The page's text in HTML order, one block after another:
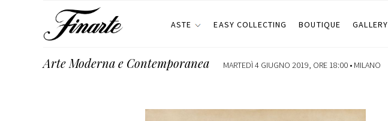
ASTE EASY COLLECTING BOUTIQUE GALLERY
Arte Moderna e Contemporanea MARTEDÌ 4 GIUGNO 2019, ORE 18:00 • MILANO